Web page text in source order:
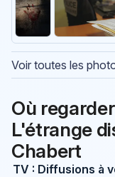
Voir toutes les
Où
L'étrange
Chabert
TV : Diffusions à